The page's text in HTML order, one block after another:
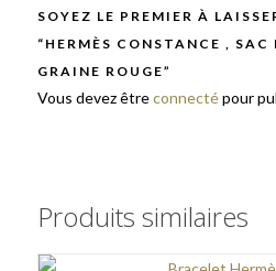
SOYEZ LE PREMIER À
“HERMÈS CONSTANCE ,
GRAINE ROUGE”
Vous devez êtreconnectépour
Produits similaires